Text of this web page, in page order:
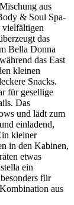
aus
& Soul Spa-
vielfältigen
das
Bella Donna
das East
kleinen
Snacks.
für gesellige
Das
und lädt zum
einladend,
kleiner
in den Kabinen,
etwas
ein
für
aus